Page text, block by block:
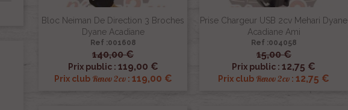
Bloc Neiman De Direction 3 Broches
Dyane Acadiane
Ref :001608
140,00 €
Prix public : 119,00 €
Prix club Renov 2cv: 119,00 €
 Aperçu rapide
Prise Chargeur USB 2cv Mehari Dyane
Acadiane Ami
Ref :004058
15,00 €
Prix public :12,75 €
Prix club Renov 2cv :12,75 €
 Aperçu rapide